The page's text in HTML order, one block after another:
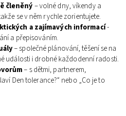
členěný– volné dny, víkendy a
se v něm rychle zorientujete.
a zajímavých informací-
a přepisováním.
– společné plánování, těšení se na
události i drobné každodenní radosti.
– s dětmi, partnerem,
Den tolerance?“ nebo „Co je to